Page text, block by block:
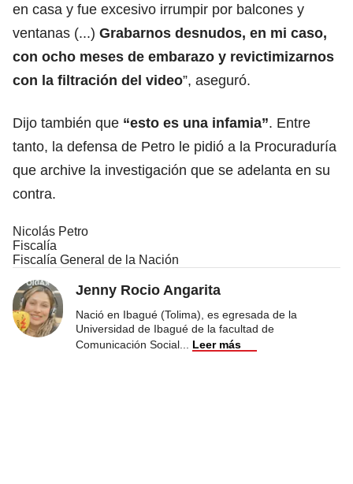
en casa y fue excesivo irrumpir por balcones y
ventanas (...) Grabarnos desnudos, en mi caso,
con ocho meses de embarazo y revictimizarnos
con la filtración del video”, aseguró.
Dijo también que “esto es una infamia”. Entre
tanto, la defensa de Petro le pidió a la Procuraduría
que archive la investigación que se adelanta en su
contra.
Nicolás Petro
Fiscalía
Fiscalía General de la Nación
Jenny Rocio Angarita
Nació en Ibagué (Tolima), es egresada de la
Universidad de Ibagué de la facultad de
Comunicación Social
Leer más